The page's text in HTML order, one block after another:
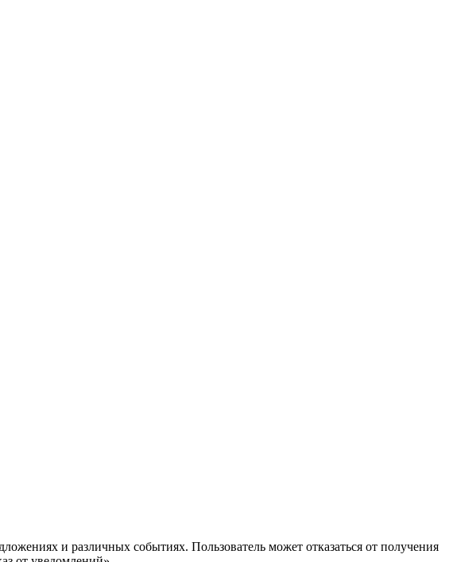
и различных событиях. Пользователь может отказаться от получения